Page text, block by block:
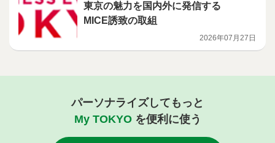
東京の魅力を国内外に発信する
MICE誘致の取組
2026年07月27日
パーソナライズしてもっと
My TOKYOを便利に使う